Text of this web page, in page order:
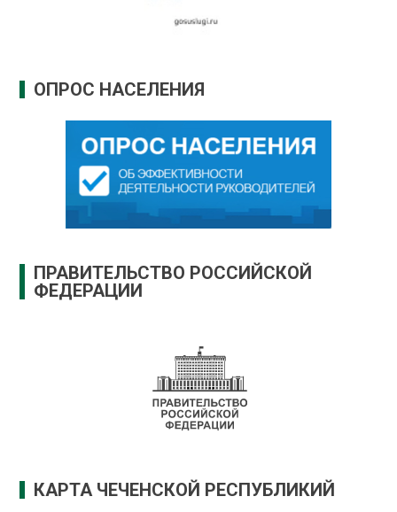
ОПРОС НАСЕЛЕНИЯ
ПРАВИТЕЛЬСТВО РОССИЙСКОЙ
ФЕДЕРАЦИИ
КАРТА ЧЕЧЕНСКОЙ РЕСПУБЛИКИЙ